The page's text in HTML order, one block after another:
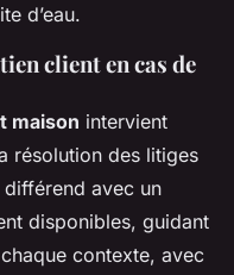
d’eau.
client en cas de
maison intervient
résolution des litiges
avec un
disponibles, guidant
contexte, avec